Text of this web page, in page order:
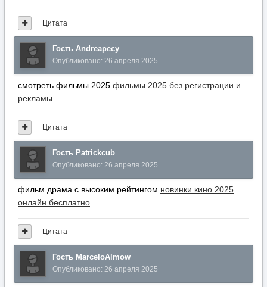
Цитата
Гость Andreapecy
Опубликовано: 26 апреля 2025
смотреть фильмы 2025 фильмы 2025 без регистрации и
рекламы
Цитата
Гость Patrickcub
Опубликовано: 26 апреля 2025
фильм драма с высоким рейтингом новинки кино 2025
онлайн бесплатно
Цитата
Гость MarceloAlmow
Опубликовано: 26 апреля 2025